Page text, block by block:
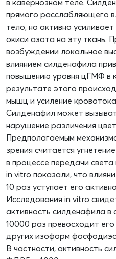
прямого расслабляющего
тело, но активно
окиси азота на эту ткань.
возбуждении локальное
влиянием силденафила
повышению уровня цГМФ в
результате этого
мышц и усиление
Силденафил может
нарушение различения
Предполагаемым
зрения считается
в процессе передачи
in vitro показали, что
10 раз уступает его
Исследования in vitro
активность силденафила
10000 раз превосходит
других изоформ
В частности, активность